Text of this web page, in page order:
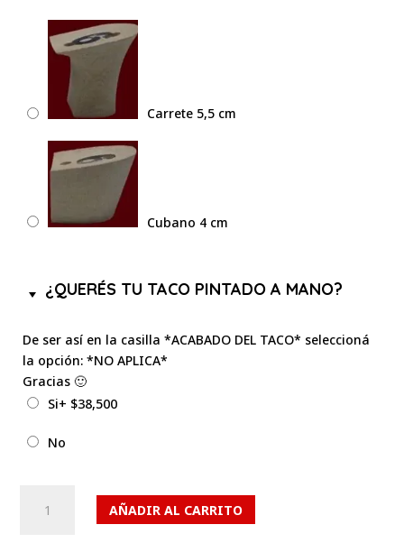
Carrete 5,5 cm
Cubano 4 cm
¿QUERÉS TU TACO PINTADO A MANO?
De ser así en la casilla *ACABADO DEL TACO* seleccioná
la opción: *NO APLICA*
Gracias 🙂
Si+ $38,500
No
AÑADIR AL CARRITO